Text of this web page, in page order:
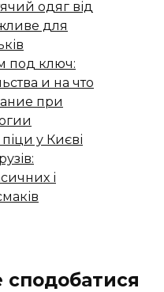
одяг від
для
под ключ:
и на что
при
у Києві
і